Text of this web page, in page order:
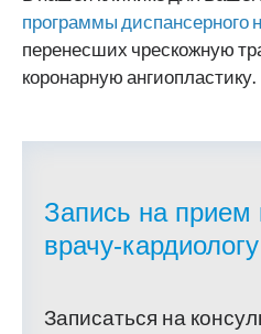
программы диспансерного
перенесших чрескожную
коронарную ангиопластику.
Запись на прием
врачу-кардиологу
Записаться на